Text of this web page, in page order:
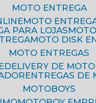
MOTO ENTREGA
MOTO
PARA LOJAS
MOTO DISK
MOTO ENTREGAS
DELIVERY DE MOTO
ENTREGAS DE
MOTOBOYS